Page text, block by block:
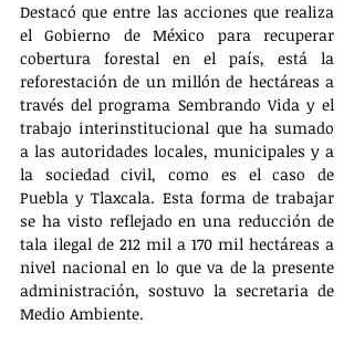
Destacó que entre las acciones que realiza
el Gobierno de México para recuperar
cobertura forestal en el país, está la
reforestación de un millón de hectáreas a
través del programa Sembrando Vida y el
trabajo interinstitucional que ha sumado
a las autoridades locales, municipales y a
la sociedad civil, como es el caso de
Puebla y Tlaxcala. Esta forma de trabajar
se ha visto reflejado en una reducción de
tala ilegal de 212 mil a 170 mil hectáreas a
nivel nacional en lo que va de la presente
administración, sostuvo la secretaria de
Medio Ambiente.